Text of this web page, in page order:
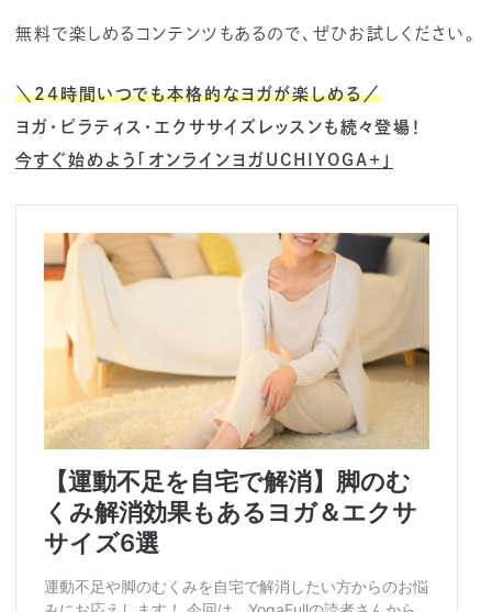
無料で楽しめるコンテンツもあるので、ぜひお試しください。
＼24時間いつでも本格的なヨガが楽しめる／
ヨガ・ピラティス・エクササイズレッスンも続々登場！
今すぐ始めよう「オンラインヨガUCHIYOGA+」